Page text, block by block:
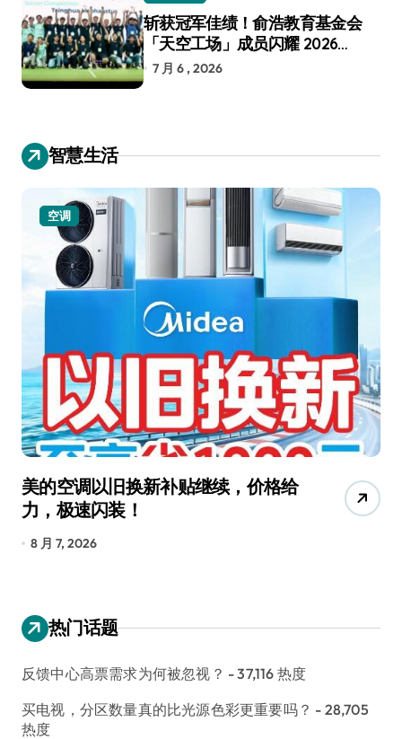
斩获冠军佳绩！俞浩教育基金会
「天空工场」成员闪耀 2026
RoboCup 机器人世界杯
7 月 6 , 2026
智慧生活
空调
美的空调以旧换新补贴继续，价格给
力，极速闪装！
8 月 7, 2026
热门话题
反馈中心高票需求为何被忽视？ - 37,116 热度
买电视，分区数量真的比光源色彩更重要吗？ - 28,705
热度